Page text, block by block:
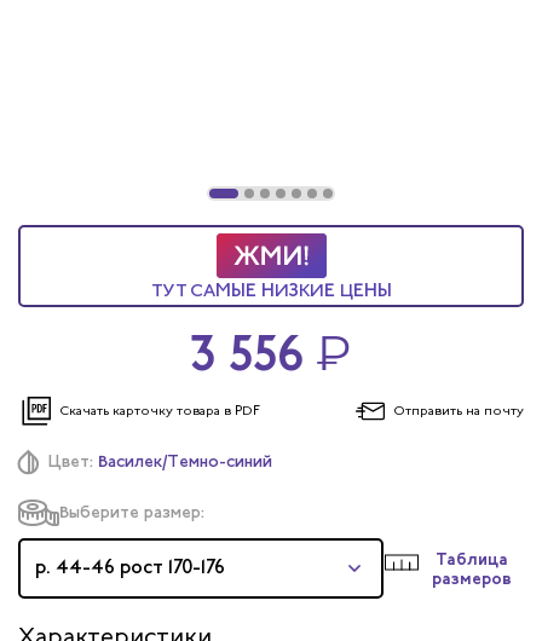
Цвет: Василек/Темно-синий
Выберите размер:
р. 44-46 рост 170-176
Таблица
размеров
ТУТ САМЫЕ НИЗКИЕ ЦЕНЫ
3 556 ₽
Скачать карточку товара в PDF Отправить на почту